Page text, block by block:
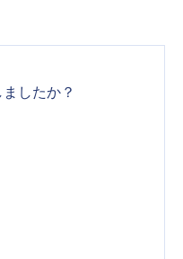
したか？